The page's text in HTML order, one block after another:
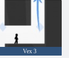
Vex 3